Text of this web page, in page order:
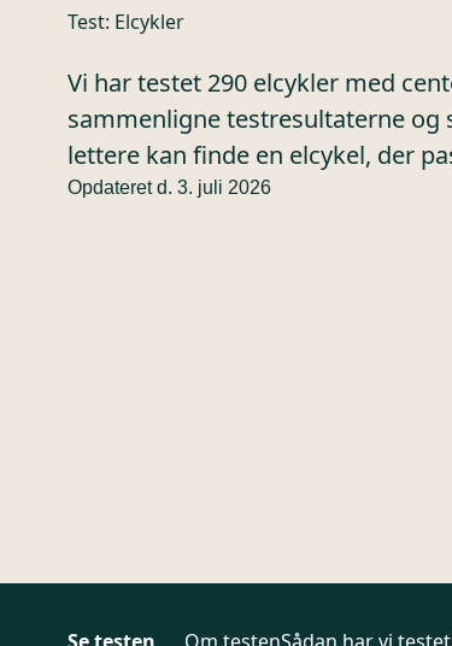
Test: Elcykler
Vi har testet 290 elcykler med
sammenligne testresultaterne og
lettere kan finde en elcykel, der
Opdateret d. 3. juli 2026